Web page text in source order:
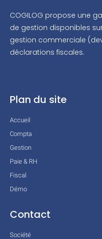
COGILOG propose une
de gestion disponibles
gestion commerciale
déclarations fiscales.
Plan du site
Accueil
Compta
Gestion
Paie & RH
Fiscal
Démo
Contact
Société